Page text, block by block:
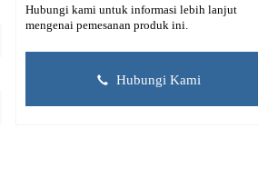
Hubungi kami untuk informasi lebih lanjut
mengenai pemesanan produk ini.
Hubungi Kami